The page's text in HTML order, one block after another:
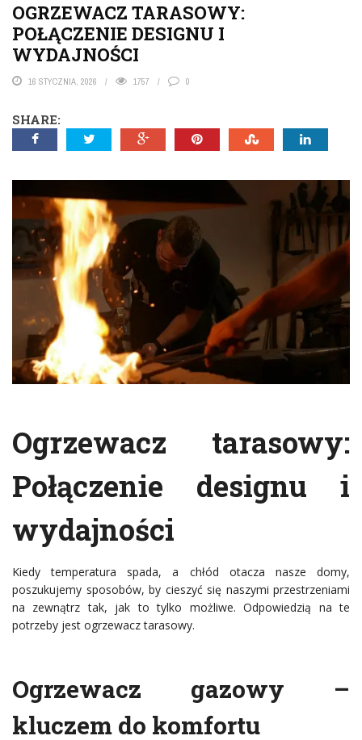
OGRZEWACZ TARASOWY:
POŁĄCZENIE DESIGNU I
WYDAJNOŚCI
16 STYCZNIA, 2026 1757 0
SHARE:
Ogrzewacz tarasowy:
Połączenie designu i
wydajności
Kiedy temperatura spada, a chłód otacza nasze domy,
poszukujemy sposobów, by cieszyć się naszymi przestrzeniami
na zewnątrz tak, jak to tylko możliwe. Odpowiedzią na te
potrzeby jest ogrzewacz tarasowy.
Ogrzewacz gazowy –
kluczem do komfortu